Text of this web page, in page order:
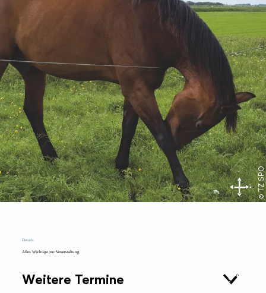
© TZ SPO
Details
Alles Wichtige zur Veranstaltung
Weitere Termine